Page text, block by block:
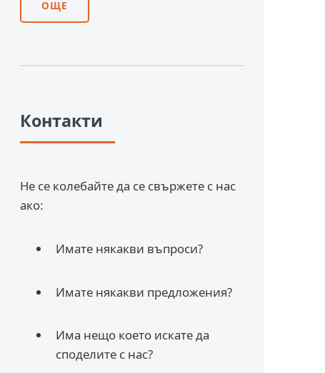
ОЩЕ
Контакти
Не се колебайте да се свържете с нас
ако:
Имате някакви въпроси?
Имате някакви предложения?
Има нещо което искате да
споделите с нас?